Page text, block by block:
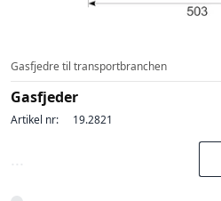
Gasfjedre til transportbranchen
Gasfjeder
Artikel nr: 19.2821
...